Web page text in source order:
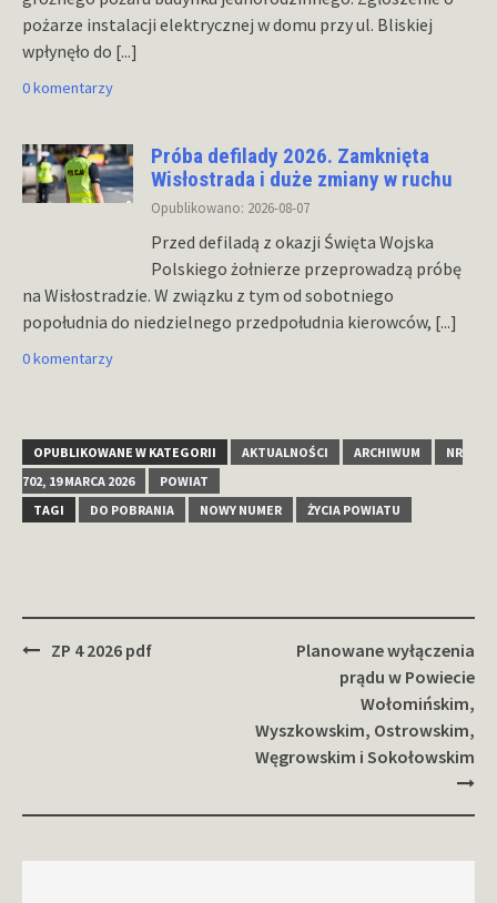
pożarze instalacji elektrycznej w domu przy ul. Bliskiej
wpłynęło do [...]
0 komentarzy
Próba defilady 2026. Zamknięta
Wisłostrada i duże zmiany w ruchu
Opublikowano: 2026-08-07
Przed defiladą z okazji Święta Wojska
Polskiego żołnierze przeprowadzą próbę
na Wisłostradzie. W związku z tym od sobotniego
popołudnia do niedzielnego przedpołudnia kierowców, [...]
0 komentarzy
OPUBLIKOWANE W KATEGORII AKTUALNOŚCI ARCHIWUM
NR
702, 19 MARCA 2026
POWIAT
TAGI
DO POBRANIA NOWY NUMER ŻYCIA POWIATU
Zobacz
ZP 4 2026 pdf
Planowane wyłączenia
prądu w Powiecie
Wołomińskim,
Wyszkowskim, Ostrowskim,
Węgrowskim i Sokołowskim